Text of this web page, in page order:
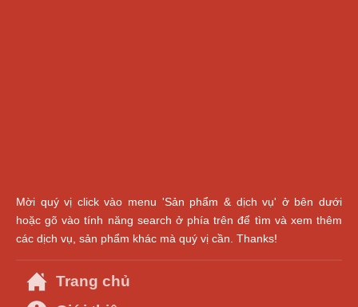
Mời quý vị click vào menu 'Sản phẩm & dịch vụ' ở bên dưới
hoặc gõ vào tính năng search ở phía trên để tìm và xem thêm
các dịch vụ, sản phẩm khác mà quý vị cần. Thanks!
Trang chủ